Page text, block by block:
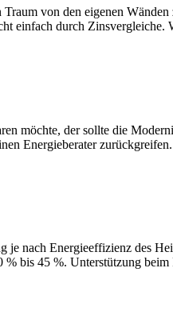
von den eigenen Wänden
einfach durch
der sollte die
Energieberater
Energieeffizienz des
bis 45 %. Unterstützung